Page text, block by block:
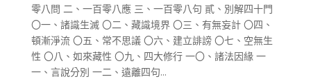
零八問 二、一百零八應 三、一百零八句 貳、別解四十門
〇一、諸識生滅 〇二、藏識境界 〇三、有無妄計 〇四、
頓漸淨流 〇五、常不思議 〇六、建立誹謗 〇七、空無生
性 〇八、如來藏性 〇九、四大修行 一〇、諸法因緣 一
一、言說分別 一二、遠離四句...